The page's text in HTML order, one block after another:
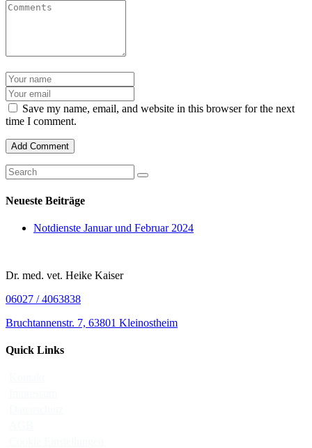
Save my name, email, and website in this browser for the next
time I comment.
Neueste Beiträge
Notdienste Januar und Februar 2024
Dr. med. vet. Heike Kaiser
06027 / 4063838
Bruchtannenstr. 7, 63801 Kleinostheim
Quick Links